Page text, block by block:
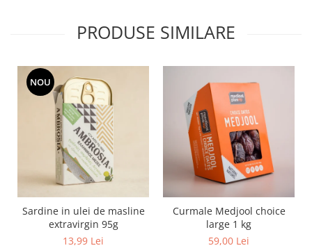
PRODUSE SIMILARE
NOU
Sardine in ulei de masline
extravirgin 95g
13,99 Lei
Curmale Medjool choice
large 1 kg
59,00 Lei